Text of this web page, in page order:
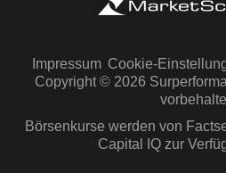
Impressum Cookie-
Copyright © 2026
Börsenkurse werden von
Capital IQ zur